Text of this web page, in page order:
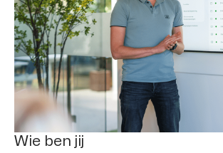
Wie ben jij